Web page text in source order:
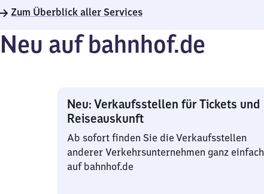
22
Zum Überblick aller Services
Neu auf bahnhof.de
Neu: Verkaufsstellen für Tickets und
Reiseauskunft
Ab sofort finden Sie die Verkaufsstellen
anderer Verkehrsunternehmen ganz einfach
auf bahnhof.de